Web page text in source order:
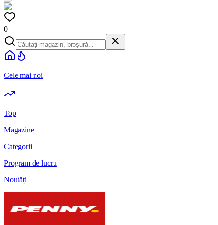
0
Cele mai noi
Top
Magazine
Categorii
Program de lucru
Noutăți